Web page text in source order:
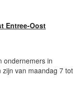
Entree-Oost
ondernemers in
van maandag 7 tot